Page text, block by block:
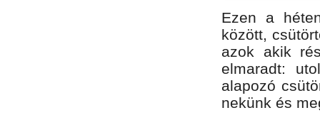
Ezen a
között,
azok akik
elmaradt:
alapozó
nekünk és